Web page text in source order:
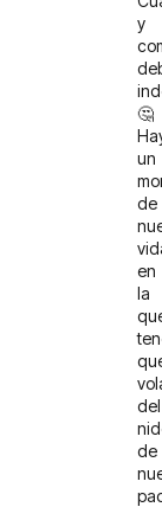
y
🤔
un
de
en
la
del
de